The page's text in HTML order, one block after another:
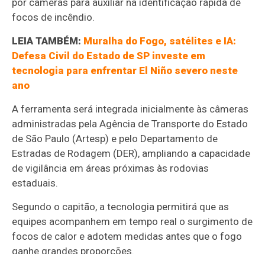
por câmeras para auxiliar na identificação rápida de
focos de incêndio.
LEIA TAMBÉM: Muralha do Fogo, satélites e IA:
Defesa Civil do Estado de SP investe em
tecnologia para enfrentar El Niño severo neste
ano
A ferramenta será integrada inicialmente às câmeras
administradas pela Agência de Transporte do Estado
de São Paulo (Artesp) e pelo Departamento de
Estradas de Rodagem (DER), ampliando a capacidade
de vigilância em áreas próximas às rodovias
estaduais.
Segundo o capitão, a tecnologia permitirá que as
equipes acompanhem em tempo real o surgimento de
focos de calor e adotem medidas antes que o fogo
ganhe grandes proporções.